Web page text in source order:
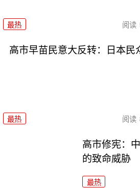
最热 阅读
高市早苗民意大反转：日本民
最热 阅读
高市修宪：
的致命威胁
最热